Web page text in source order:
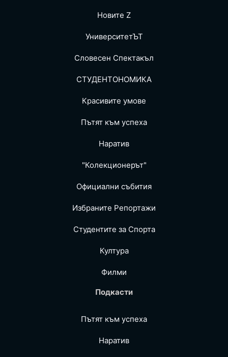
Новите Z
УниверситетЪТ
Словесен Спектакъл
СТУДЕНТОНОМИКА
Красивите умове
Пътят към успеха
Наратив
"Колекционерът"
Официални събития
Избраните Репoртажи
Студентите за Спортa
Култура
Филми
Подкасти
Пътят към успеха
Наратив